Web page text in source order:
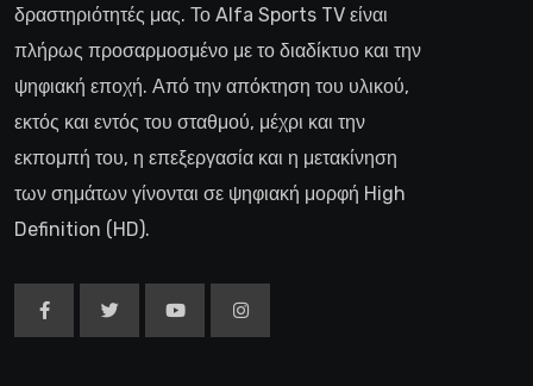
δραστηριότητές μας. Το Alfa Sports TV είναι
πλήρως προσαρμοσμένο με το διαδίκτυο και την
ψηφιακή εποχή. Από την απόκτηση του υλικού,
εκτός και εντός του σταθμού, μέχρι και την
εκπομπή του, η επεξεργασία και η μετακίνηση
των σημάτων γίνονται σε ψηφιακή μορφή High
Definition (HD).